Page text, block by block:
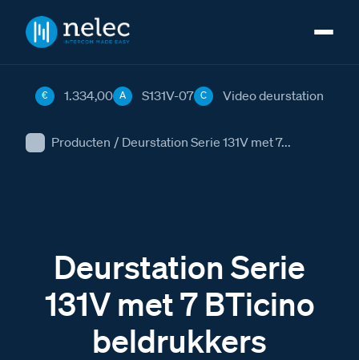
Producten / Deurstation Serie 131V met 7...
€ 1.334,00 A S131V-07 C Video deurstation
Deurstation Serie
131V met 7 BTicino
beldrukkers